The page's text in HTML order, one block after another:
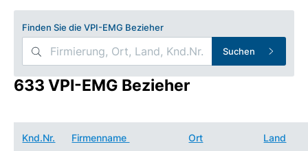
Finden Sie die VPI-EMG Bezieher
Suchen
633 VPI-EMG Bezieher
Knd.Nr. Firmenname Ort Land